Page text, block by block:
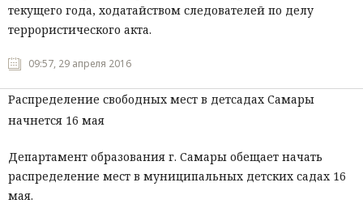
текущего года, ходатайством следователей по делу
террористического акта.
09:57, 29 апреля 2016
Распределение свободных мест в детсадах Самары
начнется 16 мая
Департамент образования г. Самары обещает начать
распределение мест в муниципальных детских садах 16
мая.